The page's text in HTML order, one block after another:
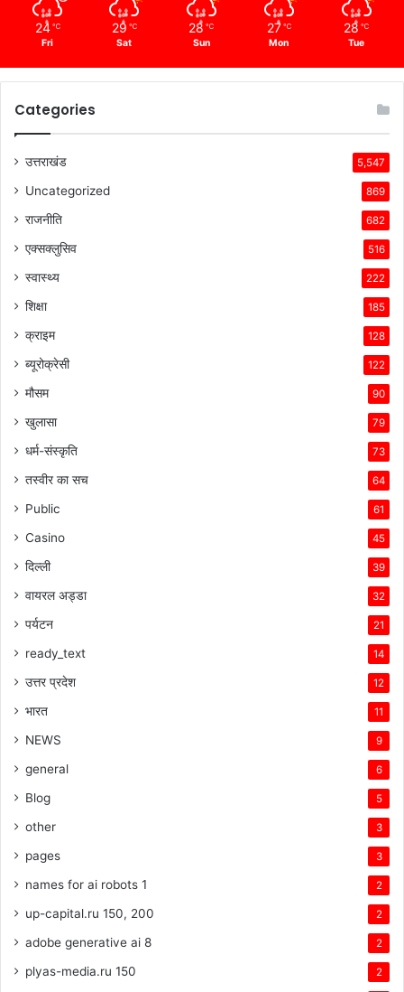
24 ℃
Fri
29 ℃
Sat
28 ℃
Sun
27 ℃
Mon
28 ℃
Tue
Categories
उत्तराखंड 5,547
Uncategorized 869
राजनीति 682
एक्सक्लुसिव 516
स्वास्थ्य 222
शिक्षा 185
क्राइम 128
ब्यूरोक्रेसी 122
मौसम 90
खुलासा 79
धर्म-संस्कृति 73
तस्वीर का सच 64
Public 61
Casino 45
दिल्ली 39
वायरल अड्डा 32
पर्यटन 21
ready_text 14
उत्तर प्रदेश 12
भारत 11
NEWS 9
general 6
Blog 5
other 3
pages 3
names for ai robots 1 2
up-capital.ru 150, 200 2
adobe generative ai 8 2
plyas-media.ru 150 2